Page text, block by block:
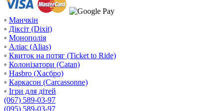
◦ Манчкін
◦ Діксіт (Dixit)
◦ Монополія
◦ Аліас (Alias)
◦ Квиток на потяг (Ticket to Ride)
◦ Колонізатори (Catan)
◦ Hasbro (Хасбро)
◦ Каркасон (Carcassonne)
◦ Ігри для дітей
(067) 589-03-97
(095) 589-03-97